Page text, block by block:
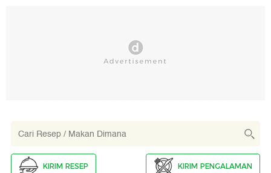
KIRIM RESEP KIRIM PENGALAMAN